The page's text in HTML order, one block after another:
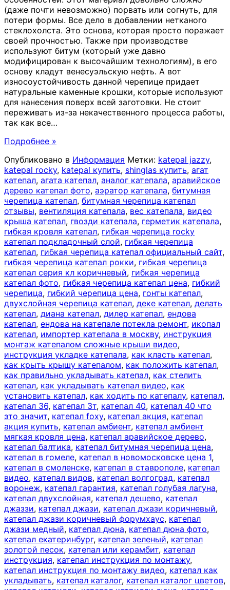
(даже почти невозможно) порвать или согнуть, для
потери формы. Все дело в добавлении нетканого
стеклохолста. Это основа, которая просто поражает
своей прочностью. Также при производстве
используют битум (который уже давно
модифицирован к высочайшим технологиям), в его
основу кладут венесуэльскую нефть. А вот
износоустойчивость данной черепице придает
натуральные каменные крошки, которые используют
для нанесения поверх всей заготовки. Не стоит
переживать из-за некачественного процесса работы,
так как все…
Подробнее »
Опубликовано в Информация Метки: katepal jazzy,
katepal rocky, katepal купить, shinglas купить, агат
катепал, агата катепал, аналог катепала, аравийское
дерево катепал фото, аэратор катепала, битумная
черепица катепал, битумная черепица катепал
отзывы, вентиляция катепала, вес катепала, видео
крыша катепал, гвозди катепала, герметик катепала,
гибкая кровля катепал, гибкая черепица rocky
катепал подкладочный слой, гибкая черепица
катепал, гибкая черепица катепал официальный сайт,
гибкая черепица катепал рокки, гибкая черепица
катепал серия кл коричневый, гибкая черепица
катепал фото, гибкая черепица катепал цена, гибкий
черепица, гибкий черепица цена, гонты катепал,
двухслойная черепица катепал, деке катепал, делать
катепал, диана катепал, дилер катепал, ендова
катепал, ендова на катепале потекла ремонт, икопал
катепал, импортер катепала в москву, инструкция
монтаж катепалом сложные крыши видео,
инструкция укладке катепала, как класть катепал,
как крыть крышу катепалом, как положить катепал,
как правильно укладывать катепал, как стелить
катепал, как укладывать катепал видео, как
установить катепал, как ходить по катепалу, катепал,
катепал 36, катепал 3т, катепал 40, катепал 40 что
это значит, катепал foxy, катепал акция, катепал
акция купить, катепал амбиент, катепал амбиент
мягкая кровля цена, катепал аравийское дерево,
катепал балтика, катепал битумная черепица цена,
катепал в гомеле, катепал в новомосковске цена 1,
катепал в смоленске, катепал в ставрополе, катепал
видео, катепал видов, катепал волгоград, катепал
воронеж, катепал гарантия, катепал голубая лагуна,
катепал двухслойная, катепал дешево, катепал
джаззи, катепал джази, катепал джази коричневый,
катепал джази коричневый форумхаус, катепал
джази медный, катепал дюна, катепал дюна фото,
катепал екатеринбург, катепал зеленый, катепал
золотой песок, катепал или керамбит, катепал
инструкция, катепал инструкция по монтажу,
катепал инструкция по монтажу видео, катепал как
укладывать, катепал каталог, катепал каталог цветов,